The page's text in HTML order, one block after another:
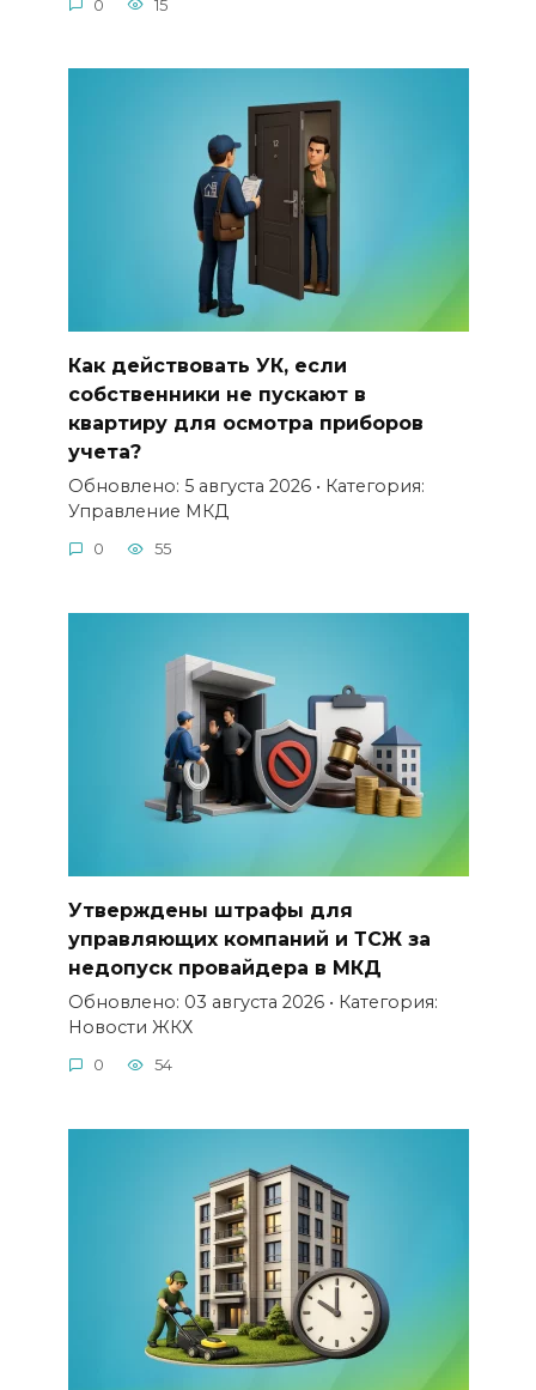
0 15
Как действовать УК, если
собственники не пускают в
квартиру для осмотра приборов
учета?
Обновлено: 5 августа 2026 • Категория:
Управление МКД
0 55
Утверждены штрафы для
управляющих компаний и ТСЖ за
недопуск провайдера в МКД
Обновлено: 03 августа 2026 • Категория:
Новости ЖКХ
0 54